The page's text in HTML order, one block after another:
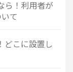
ら！利用者が
て
どこに設置し